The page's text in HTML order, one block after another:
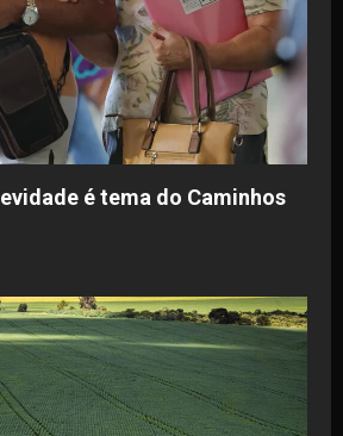
é tema do Caminhos